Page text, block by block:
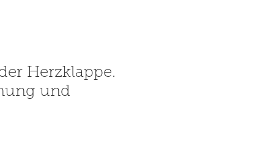
Herzklappe.
und